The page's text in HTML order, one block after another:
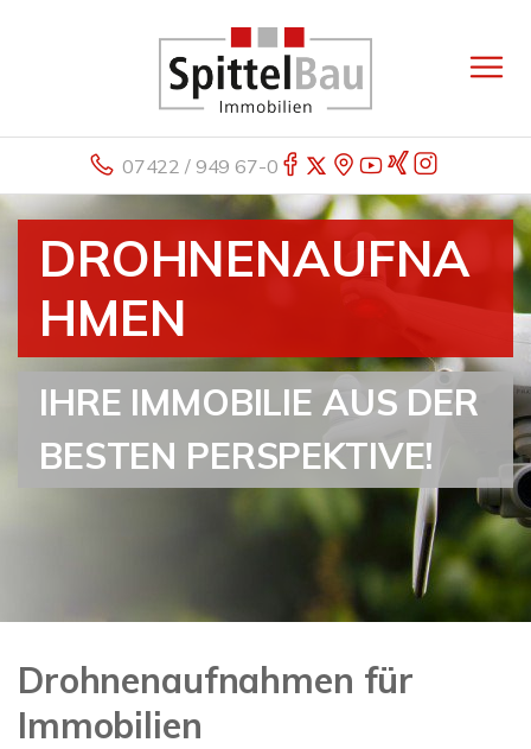
07422 / 949 67-0
DROHNENAUFNA
HMEN
IHRE IMMOBILIE AUS DER
BESTEN PERSPEKTIVE!
Drohnenaufnahmen für
Immobilien